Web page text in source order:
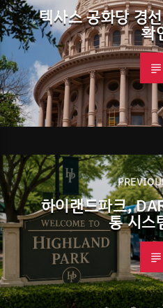
텍사스 공화당 경
확
하이랜드파크,
통 시스